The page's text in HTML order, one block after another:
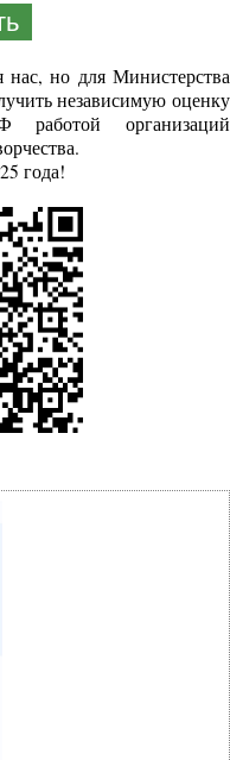
но для Министерства
независимую оценку
работой организаций
года!